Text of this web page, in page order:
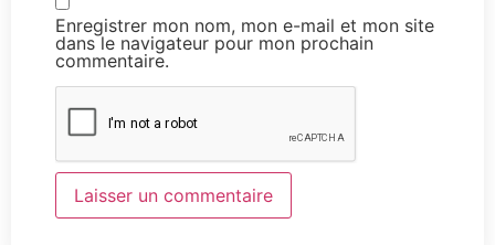
Enregistrer mon nom, mon e-mail et mon site
dans le navigateur pour mon prochain
commentaire.